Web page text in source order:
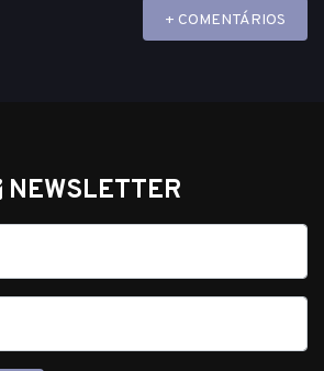
+ COMENTÁRIOS
NEWSLETTER